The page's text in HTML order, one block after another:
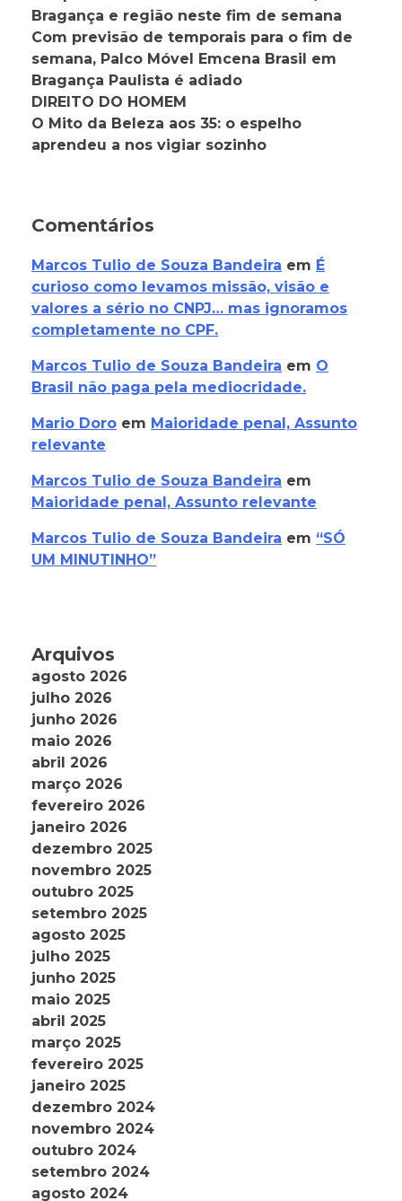
Bragança e região neste fim de semana
Com previsão de temporais para o fim de
semana, Palco Móvel Emcena Brasil em
Bragança Paulista é adiado
DIREITO DO HOMEM
O Mito da Beleza aos 35: o espelho
aprendeu a nos vigiar sozinho
Comentários
Marcos Tulio de Souza Bandeira em É
curioso como levamos missão, visão e
valores a sério no CNPJ… mas ignoramos
completamente no CPF.
Marcos Tulio de Souza Bandeira em O
Brasil não paga pela mediocridade.
Mario Doro em Maioridade penal, Assunto
relevante
Marcos Tulio de Souza Bandeira em
Maioridade penal, Assunto relevante
Marcos Tulio de Souza Bandeira em “SÓ
UM MINUTINHO”
Arquivos
agosto 2026
julho 2026
junho 2026
maio 2026
abril 2026
março 2026
fevereiro 2026
janeiro 2026
dezembro 2025
novembro 2025
outubro 2025
setembro 2025
agosto 2025
julho 2025
junho 2025
maio 2025
abril 2025
março 2025
fevereiro 2025
janeiro 2025
dezembro 2024
novembro 2024
outubro 2024
setembro 2024
agosto 2024